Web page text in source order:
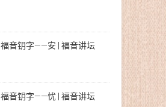
福音钥字——安 | 福音讲坛
福音钥字——忧 | 福音讲坛